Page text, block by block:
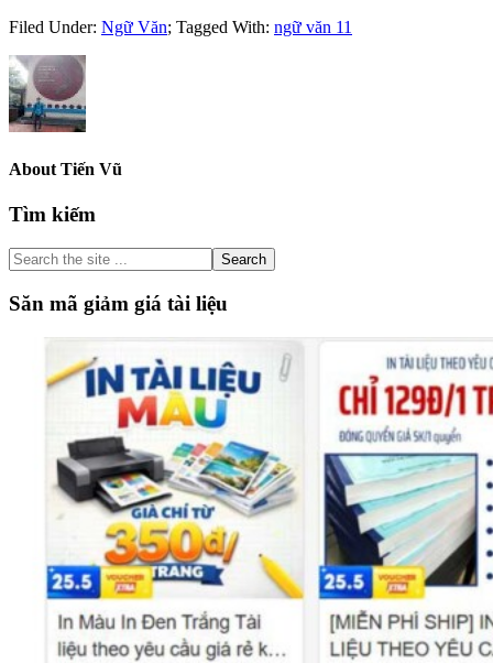
Filed Under: Ngữ Văn; Tagged With: ngữ văn 11
About Tiến Vũ
Primary
Sidebar
Tìm kiếm
Search
the
site
...
Săn mã giảm giá tài liệu